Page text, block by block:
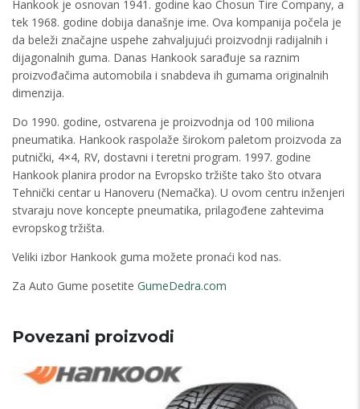
Hankook je osnovan 1941. godine kao Chosun Tire Company, a
tek 1968. godine dobija današnje ime. Ova kompanija počela je
da beleži značajne uspehe zahvaljujući proizvodnji radijalnih i
dijagonalnih guma. Danas Hankook sarađuje sa raznim
proizvođačima automobila i snabdeva ih gumama originalnih
dimenzija.
Do 1990. godine, ostvarena je proizvodnja od 100 miliona
pneumatika. Hankook raspolaže širokom paletom proizvoda za
putnički, 4×4, RV, dostavni i teretni program. 1997. godine
Hankook planira prodor na Evropsko tržište tako što otvara
Tehnički centar u Hanoveru (Nemačka). U ovom centru inženjeri
stvaraju nove koncepte pneumatika, prilagođene zahtevima
evropskog tržišta.
Veliki izbor Hankook guma možete pronaći kod nas.
Za Auto Gume posetite GumeDedra.com
Povezani proizvodi